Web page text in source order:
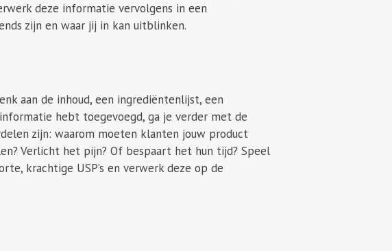
deze informatie vervolgens in een
zijn en waar jij in kan uitblinken.
aan de inhoud, een ingrediëntenlijst, een
hebt toegevoegd, ga je verder met de
zijn: waarom moeten klanten jouw product
Verlicht het pijn? Of bespaart het hun tijd? Speel
krachtige USP’s en verwerk deze op de